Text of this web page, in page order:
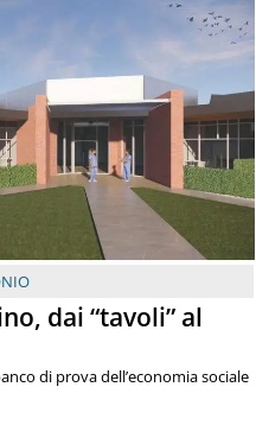
dai “tavoli” al
di prova dell’economia sociale